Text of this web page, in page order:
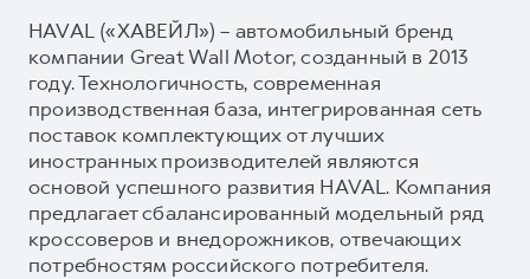
HAVAL («ХАВЕЙЛ») – автомобильный бренд
компании Great Wall Motor, созданный в 2013
году. Технологичность, современная
производственная база, интегрированная сеть
поставок комплектующих от лучших
иностранных производителей являются
основой успешного развития HAVAL. Компания
предлагает сбалансированный модельный ряд
кроссоверов и внедорожников, отвечающих
потребностям российского потребителя.